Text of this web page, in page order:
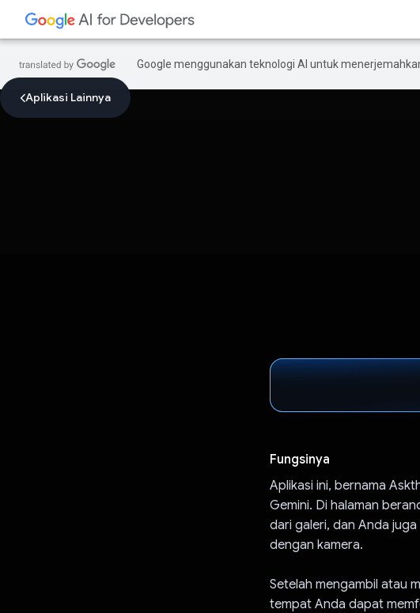
Google menggunakan teknologi AI untuk
Aplikasi Lainnya
Fungsinya
Aplikasi ini, bernama
Gemini. Di halaman
dari galeri, dan Anda
dengan kamera.
Setelah mengambil atau
tempat Anda dapat